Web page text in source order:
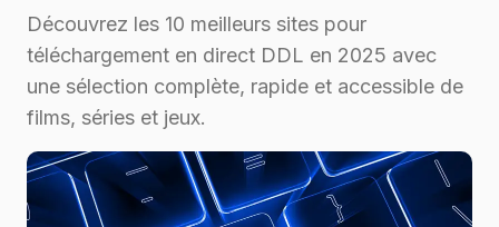
Découvrez les 10 meilleurs sites pour
téléchargement en direct DDL en 2025 avec
une sélection complète, rapide et accessible de
films, séries et jeux.